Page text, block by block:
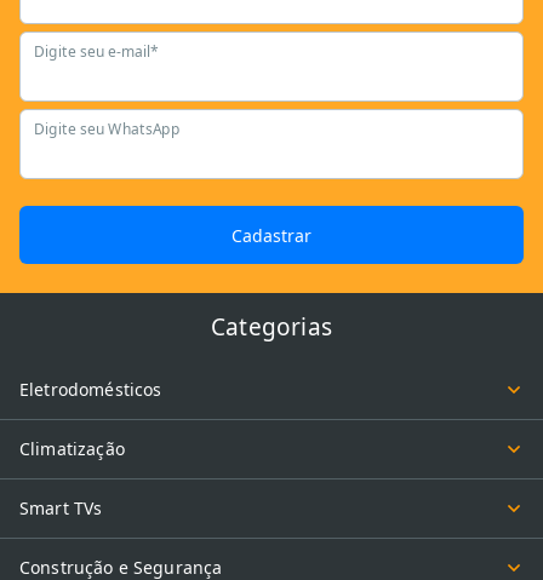
Digite seu e-mail*
Digite seu WhatsApp
Cadastrar
Categorias
Eletrodomésticos
Climatização
Smart TVs
Construção e Segurança